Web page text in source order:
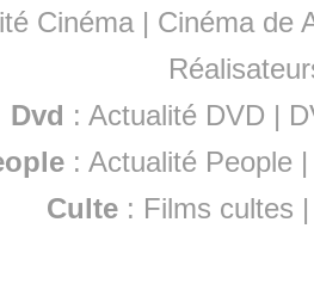
Cinéma | Cinéma de
Dvd : Actualité DVD |
:Actualité People
Culte : Films cultes